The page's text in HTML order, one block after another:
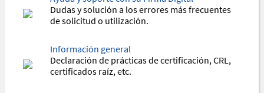
Dudas y solución a los errores más frecuentes
de solicitud o utilización.
Información general
Declaración de prácticas de certificación, CRL,
certificados raíz, etc.